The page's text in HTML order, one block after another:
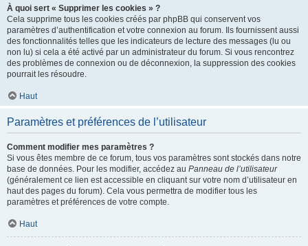
À quoi sert « Supprimer les cookies » ?
Cela supprime tous les cookies créés par phpBB qui conservent vos
paramètres d’authentification et votre connexion au forum. Ils fournissent aussi
des fonctionnalités telles que les indicateurs de lecture des messages (lu ou
non lu) si cela a été activé par un administrateur du forum. Si vous rencontrez
des problèmes de connexion ou de déconnexion, la suppression des cookies
pourrait les résoudre.
Haut
Paramètres et préférences de l’utilisateur
Comment modifier mes paramètres ?
Si vous êtes membre de ce forum, tous vos paramètres sont stockés dans notre
base de données. Pour les modifier, accédez au Panneau de l’utilisateur
(généralement ce lien est accessible en cliquant sur votre nom d’utilisateur en
haut des pages du forum). Cela vous permettra de modifier tous les
paramètres et préférences de votre compte.
Haut